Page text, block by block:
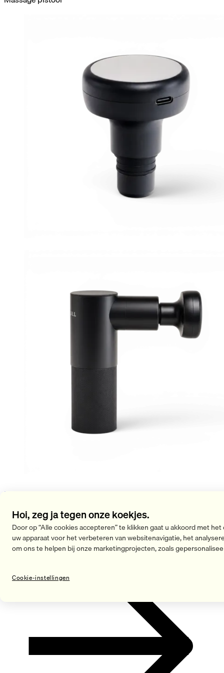
Heat Head
€ 39,90
Meer bekijken
Hoi, zeg ja tegen onze koekjes.
Door op “Alle cookies accepteren” te klikken gaat u akkoord met
uw apparaat voor het verbeteren van websitenavigatie, het
om ons te helpen bij onze marketingprojecten, zoals
Cookie-instellingen